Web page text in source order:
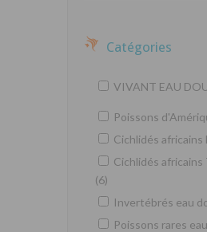
Catégories
VIVANT EAU
Poissons
Cichlidés africains
Cichlidés africains
(6)
Invertébrés eau
Poissons rares